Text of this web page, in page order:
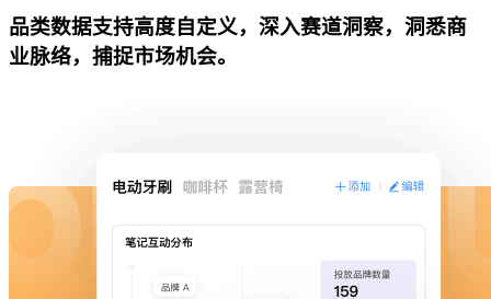
品类数据支持高度自定义，深入赛道洞察，洞悉商
业脉络，捕捉市场机会。